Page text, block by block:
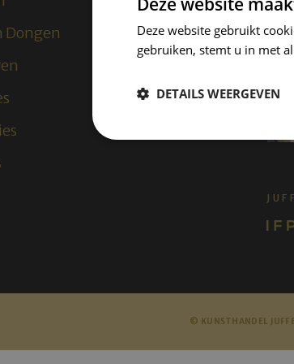
Dongen
© KUNSTHANDEL
Deze website gebruikt
gebruiken, stemt u in met
DETAILS WEERGEVEN